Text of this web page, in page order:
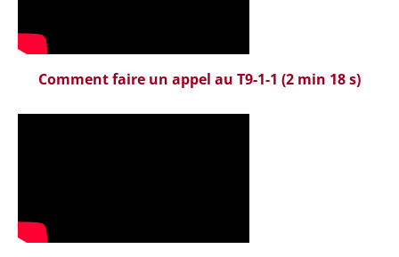
Comment faire un appel au T9-1-1 (2 min 18 s)